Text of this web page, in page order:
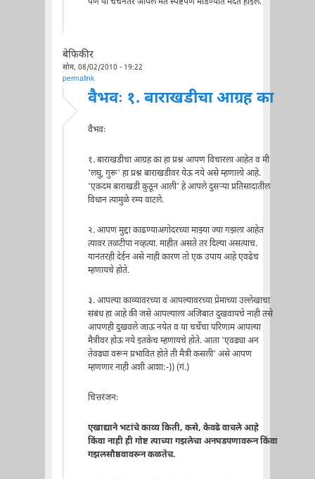
बेफिकीर
सोम, 08/02/2010 - 19:22
permalink
वैभवः १. बाराखडीचा आग्रह का
वैभवः
१. बाराखडीचा आग्रह का हा प्रश्न आपण विचारला आहेत व मी
'लघु, गुरू' हा प्रश्न बाराखडीवर येऊ नये असे म्हणालो आहे.
'एकदम बाराखडी कुठून आली' हे आपले दुसर्‍या प्रतिसादातील
विधान त्यामुळे रम्य वाटले.
२. आपण मुद्दा काढण्याअगोदरच्या माझ्या ज्या गझला आहेत
त्यावर तळटीपा नव्हत्या. माहीत असते तर दिल्या असत्याच.
यानंतरही देईन असे नाही कारण तो एक उपाय आहे एवढेच
म्हणायचे होते.
३. आपल्या काव्यावरच्या व आपल्यावरच्या प्रेमाच्या उल्लेखाचा
संबंध हा आहे की जसे आपल्याला अजिबात दुखवायचे नाही तसे
आपणही दुखवले जाऊ नयेत व या चर्चेचा परिणाम आपल्या
मैत्रीवर होऊ नये इतकेच म्हणायचे होते. आता 'एवढ्या अन
तेवढ्या वरून प्रभावित होते ती मैत्री कसली' असे आपण
म्हणणार नाही अशी आशा:-)) (गं.)
चित्तरंजनः
एखाद्याने भटांचे काव्य किती, कसे, केवढे वाचले आहे
किंवा नाही ही गोष्ट त्याच्या गझलेचा अनघडपणावरून किंवा
गझलसौष्ठवावरून कळतेच.